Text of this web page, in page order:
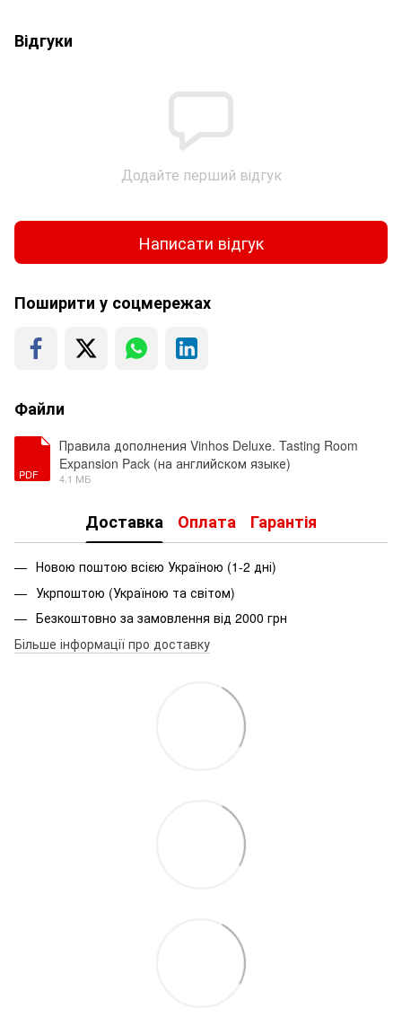
Відгуки
Додайте перший відгук
Написати відгук
Поширити у соцмережах
Файли
PDF
Правила дополнения Vinhos Deluxe. Tasting Room
Expansion Pack (на английском языке)
4.1 МБ
Доставка Оплата Гарантія
Новою поштою всією Україною (1-2 дні)
Укрпоштою (Україною та світом)
Безкоштовно за замовлення від 2000 грн
Більше інформації про доставку